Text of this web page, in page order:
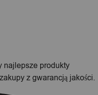
najlepsze produkty
z gwarancją jakości.